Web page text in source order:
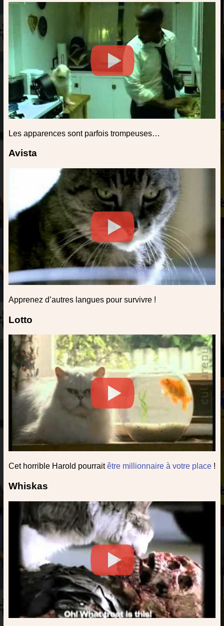
Les apparences sont parfois trompeuses…
Avista
Apprenez d’autres langues pour survivre !
Lotto
Cet horrible Harold pourraitêtre millionnaire à votre place!
Whiskas